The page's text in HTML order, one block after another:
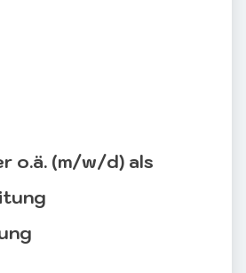
o.ä. (m/w/d) als